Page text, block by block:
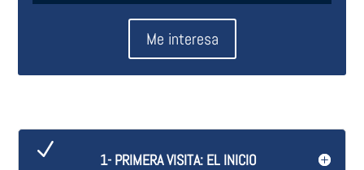
Me interesa
1- PRIMERA VISITA: EL INICIO